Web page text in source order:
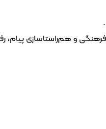
و هم‌راستاسازی پیام،